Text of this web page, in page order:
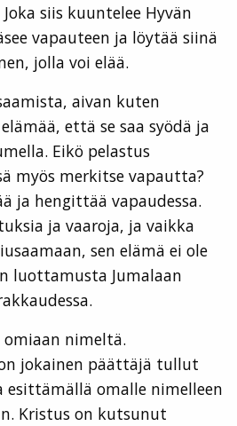
siis kuuntelee Hyvän
vapauteen ja löytää siinä
jolla voi elää.
aivan kuten
että se saa syödä ja
Eikö pelastus
myös merkitse vapautta?
ja hengittää vapaudessa.
ja vaaroja, ja vaikka
sen elämä ei ole
luottamusta Jumalaan
omiaan nimeltä.
jokainen päättäjä tullut
esittämällä omalle nimelleen
Kristus on kutsunut